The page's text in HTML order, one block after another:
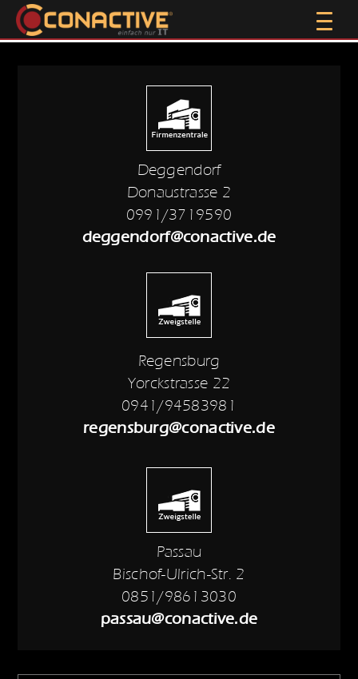
Deggendorf
Donaustrasse 2
0991/3719590
deggendorf@conactive.de
Regensburg
Yorckstrasse 22
0941/94583981
regensburg@conactive.de
Passau
Bischof-Ulrich-Str. 2
0851/98613030
passau@conactive.de